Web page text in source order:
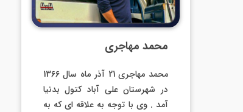
محمد مهاجری
محمد مهاجری 21 آذر ماه سال 1366
در شهرستان علی آباد کتول بدنیا
آمد . وی با توجه به علاقه ای که به